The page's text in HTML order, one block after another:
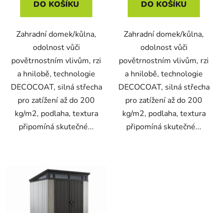
DO KOŠÍKU
Zahradní domek/kůlna,
odolnost vůči
povětrnostním vlivům, rzi
a hnilobě, technologie
DECOCOAT, silná střecha
pro zatížení až do 200
kg/m2, podlaha, textura
připomíná skutečné...
DO KOŠÍKU
Zahradní domek/kůlna,
odolnost vůči
povětrnostním vlivům, rzi
a hnilobě, technologie
DECOCOAT, silná střecha
pro zatížení až do 200
kg/m2, podlaha, textura
připomíná skutečné...